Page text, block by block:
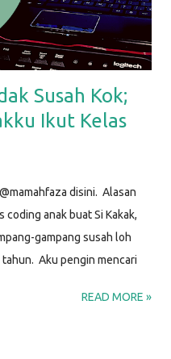
Bayi - Gimana Caranya? ”
Susah Kok;
Ikut Kelas
disini. Alasan
anak buat Si Kakak,
gampang susah loh
Aku pengin mencari
yang menantang, dan
READ MORE »